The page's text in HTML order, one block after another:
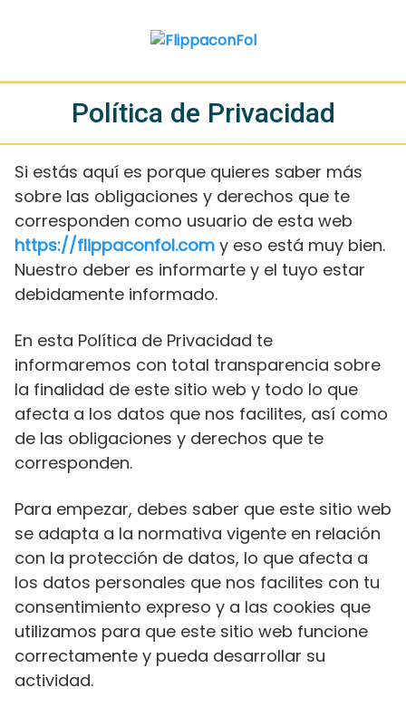
Política de Privacidad
Si estás aquí es porque quieres saber más
sobre las obligaciones y derechos que te
corresponden como usuario de esta web
https://flippaconfol.com y eso está muy bien.
Nuestro deber es informarte y el tuyo estar
debidamente informado.
En esta Política de Privacidad te
informaremos con total transparencia sobre
la finalidad de este sitio web y todo lo que
afecta a los datos que nos facilites, así como
de las obligaciones y derechos que te
corresponden.
Para empezar, debes saber que este sitio web
se adapta a la normativa vigente en relación
con la protección de datos, lo que afecta a
los datos personales que nos facilites con tu
consentimiento expreso y a las cookies que
utilizamos para que este sitio web funcione
correctamente y pueda desarrollar su
actividad.